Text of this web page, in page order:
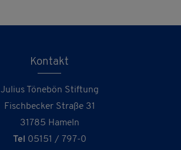
Kontakt
Julius Tönebön Stiftung
Fischbecker Straße 31
31785 Hameln
Tel
05151 / 797-0